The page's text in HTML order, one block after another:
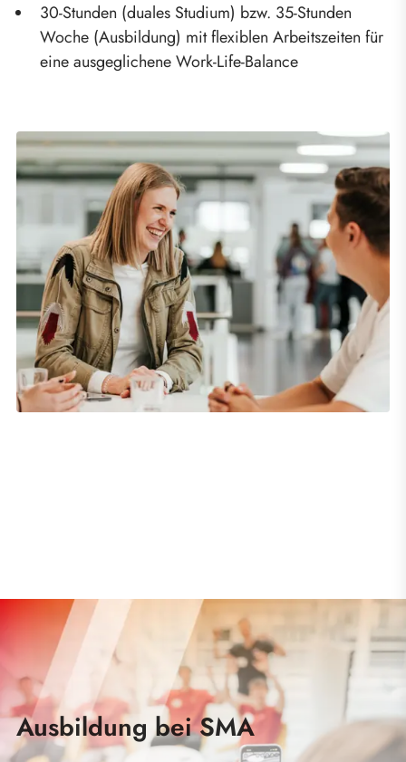
30-Stunden (duales Studium) bzw. 35-Stunden
Woche (Ausbildung) mit flexiblen Arbeitszeiten für
eine ausgeglichene Work-Life-Balance
Ausbildung bei SMA